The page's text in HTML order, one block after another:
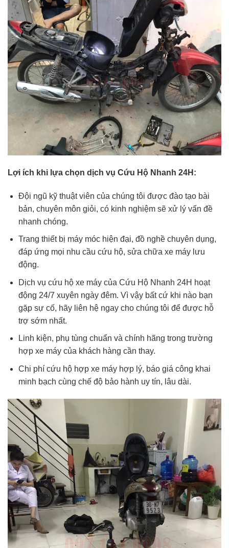
Lợi ích khi lựa chọn dịch vụ Cứu Hộ Nhanh 24H:
Đội ngũ kỹ thuật viên của chúng tôi được đào tạo bài
bản, chuyên môn giỏi, có kinh nghiệm sẽ xử lý vấn đề
nhanh chóng.
Trang thiết bị máy móc hiện đại, đồ nghề chuyên dụng,
đáp ứng mọi nhu cầu cứu hộ, sửa chữa xe máy lưu
động.
Dịch vụ cứu hộ xe máy của Cứu Hộ Nhanh 24H hoạt
động 24/7 xuyên ngày đêm. Vì vậy bất cứ khi nào bạn
gặp sự cố, hãy liên hệ ngay cho chúng tôi để được hỗ
trợ sớm nhất.
Linh kiện, phụ tùng chuẩn và chính hãng trong trường
hợp xe máy của khách hàng cần thay.
Chi phí cứu hộ hợp xe máy hợp lý, báo giá công khai
minh bạch cùng chế độ bảo hành uy tín, lâu dài.